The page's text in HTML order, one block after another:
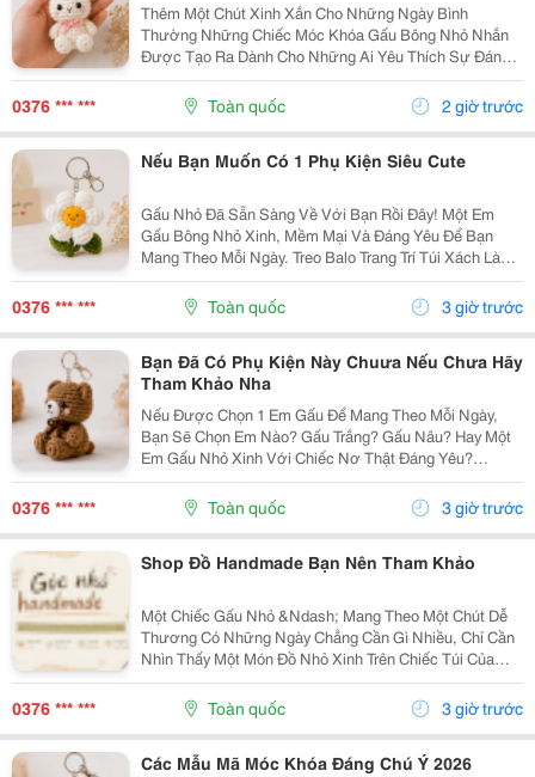
Thêm Một Chút Xinh Xắn Cho Những Ngày Bình
Thường Những Chiếc Móc Khóa Gấu Bông Nhỏ Nhắn
Được Tạo Ra Dành Cho Những Ai Yêu Thích Sự Đáng
Yêu Và Những Món Đồ Có Dấu Ấn Riêng. Từ Chiếc Balo
Đi Học, Túi Xách Đi Chơi Đến Chùm Chìa Khóa Quen
Thuộc,...
0376 *** *** Toàn quốc 2 giờ trước
Nếu Bạn Muốn Có 1 Phụ Kiện Siêu Cute
Gấu Nhỏ Đã Sẵn Sàng Về Với Bạn Rồi Đây! Một Em
Gấu Bông Nhỏ Xinh, Mềm Mại Và Đáng Yêu Để Bạn
Mang Theo Mỗi Ngày. Treo Balo Trang Trí Túi Xách Làm
Móc Khóa Tặng Người Bạn Yêu Quý
Gocnhohandmade.com Không Cần Quá Nhiều Phụ
Kiện, Chỉ Một Em Gấu...
0376 *** *** Toàn quốc 3 giờ trước
Bạn Đã Có Phụ Kiện Này Chuưa Nếu Chưa Hãy
Tham Khảo Nha
Nếu Được Chọn 1 Em Gấu Để Mang Theo Mỗi Ngày,
Bạn Sẽ Chọn Em Nào? Gấu Trắng? Gấu Nâu? Hay Một
Em Gấu Nhỏ Xinh Với Chiếc Nơ Thật Đáng Yêu?
Những Chiếc Móc Khóa Gấu Bông Không Chỉ Là Phụ
Kiện Treo Túi Mà Còn Là Một Cách Để Bạn Thêm Chút
Cá Tính Vào...
0376 *** *** Toàn quốc 3 giờ trước
Shop Đồ Handmade Bạn Nên Tham Khảo
Một Chiếc Gấu Nhỏ &Ndash; Mang Theo Một Chút Dễ
Thương Có Những Ngày Chẳng Cần Gì Nhiều, Chỉ Cần
Nhìn Thấy Một Món Đồ Nhỏ Xinh Trên Chiếc Túi Của
Mình Cũng Đủ Thấy Vui Rồi Những Em Móc Khóa Gấu
Bông Được Làm Với Kiểu Dáng Đáng Yêu, Nhỏ Gọn,
Thích...
0376 *** *** Toàn quốc 3 giờ trước
Các Mẫu Mã Móc Khóa Đáng Chú Ý 2026